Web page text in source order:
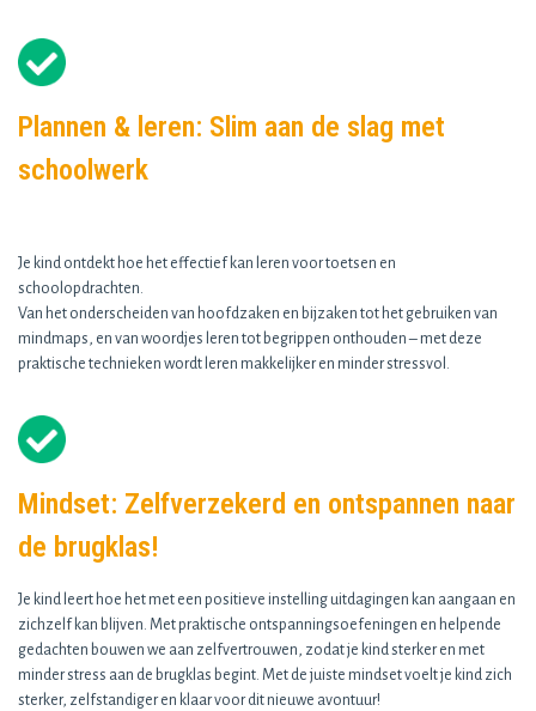
Plannen & leren: Slim aan de slag met
schoolwerk
Je kind ontdekt hoe het effectief kan leren voor toetsen en
schoolopdrachten.
Van het onderscheiden van hoofdzaken en bijzaken tot het gebruiken van
mindmaps, en van woordjes leren tot begrippen onthouden – met deze
praktische technieken wordt leren makkelijker en minder stressvol.
Mindset: Zelfverzekerd en ontspannen naar
de brugklas!
Je kind leert hoe het met een positieve instelling uitdagingen kan aangaan en
zichzelf kan blijven. Met praktische ontspanningsoefeningen en helpende
gedachten bouwen we aan zelfvertrouwen, zodat je kind sterker en met
minder stress aan de brugklas begint. Met de juiste mindset voelt je kind zich
sterker, zelfstandiger en klaar voor dit nieuwe avontuur!